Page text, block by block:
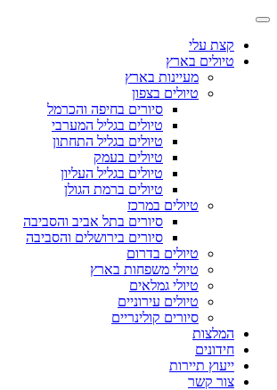
קצת עלי
טיולים בארץ
מעיינות בארץ
טיולים בצפון
סיורים בחיפה והכרמל
טיולים בגליל המערבי
טיולים בגליל התחתון
טיולים בעמק
טיולים בגליל העליון
טיולים ברמת הגולן
טיולים במרכז
סיורים בתל אביב והסביבה
סיורים בירושלים והסביבה
טיולים בדרום
טיולי משפחות בארץ
טיולי גמלאים
טיולים עירוניים
סיורים קולינריים
המלצות
חידונים
ייעוץ תיירות
צור קשר